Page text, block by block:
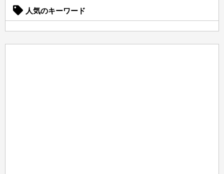
人気のキーワード